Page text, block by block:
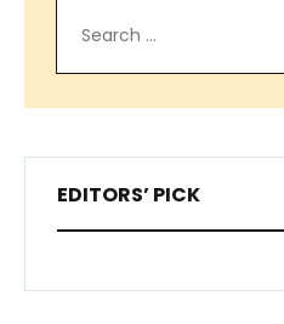
EDITORS’ PICK